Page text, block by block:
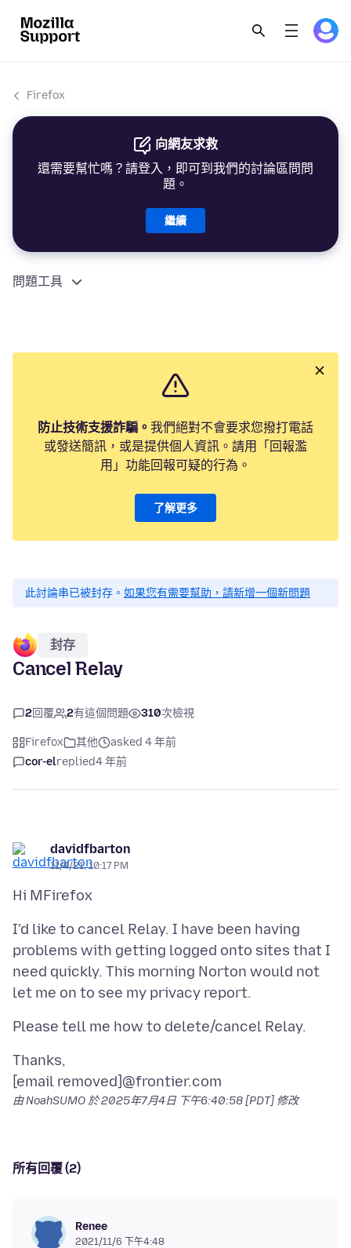
Firefox
向網友求救
還需要幫忙嗎？請登入，即可到我們的討論區問問
題。
繼續
問題工具
防止技術支援詐騙。 我們絕對不會要求您撥打電話
或發送簡訊，或是提供個人資訊。請用「回報濫
用」功能回報可疑的行為。
了解更多
此討論串已被封存。 如果您有需要幫助，請新增一個新問題
封存
Cancel Relay
2回覆 2有這個問題 310次檢視
Firefox 其他
asked 4 年前
cor-elreplied4 年前
davidfbarton
11/4/21, 10:17 PM
I'd like to cancel Relay. I have been having
problems with getting logged onto sites that I
need quickly. This morning Norton would not
Thanks,
由 NoahSUMO 於2025年7月4日 下午6:40:58 [PDT] 修改
所有回覆 (2)
Renee
2021/11/6 下午4:48